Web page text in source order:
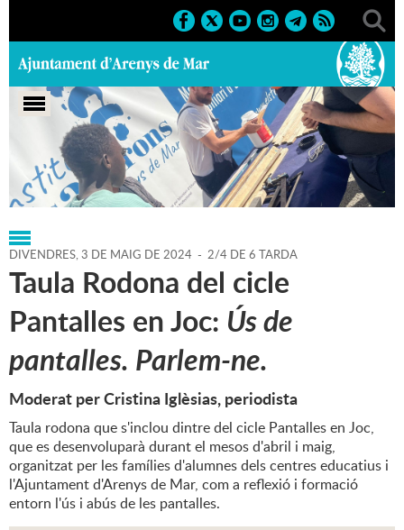
Portada > Regidories > Educació > Agenda > 03-05-2024
DIVENDRES,3 DE MAIG DE 2024 - 2/4 DE 6 TARDA
Taula Rodona del cicle
Pantalles en Joc: Ús de
pantalles. Parlem-ne.
Moderat per Cristina Iglèsias, periodista
Taula rodona que s'inclou dintre del cicle Pantalles en Joc,
que es desenvoluparà durant el mesos d'abril i maig,
organitzat per les famílies d'alumnes dels centres educatius i
l'Ajuntament d'Arenys de Mar, com a reflexió i formació
entorn l'ús i abús de les pantalles.